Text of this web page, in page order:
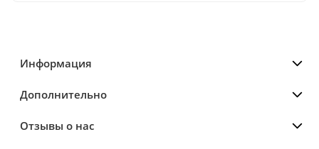
Информация
Дополнительно
Отзывы о нас